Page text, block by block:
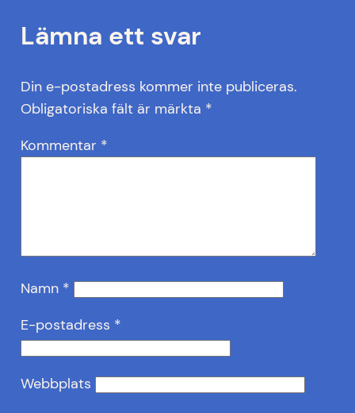
Lämna ett svar
Din e-postadress kommer inte publiceras.
Obligatoriska fält är märkta *
Kommentar *
Namn *
E-postadress *
Webbplats